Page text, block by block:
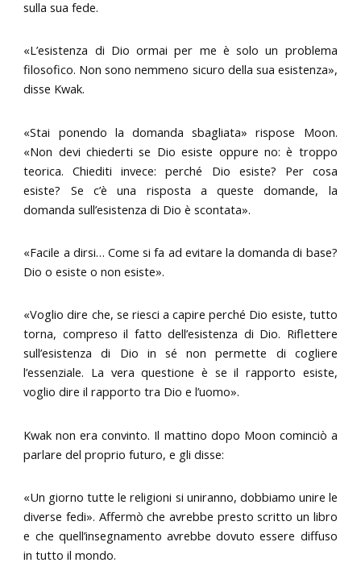
sulla sua fede.
«L’esistenza di Dio ormai per me è solo un problema
filosofico. Non sono nemmeno sicuro della sua esistenza»,
disse Kwak.
«Stai ponendo la domanda sbagliata» rispose Moon.
«Non devi chiederti se Dio esiste oppure no: è troppo
teorica. Chiediti invece: perché Dio esiste? Per cosa
esiste? Se c’è una risposta a queste domande, la
domanda sull’esistenza di Dio è scontata».
«Facile a dirsi… Come si fa ad evitare la domanda di base?
Dio o esiste o non esiste».
«Voglio dire che, se riesci a capire perché Dio esiste, tutto
torna, compreso il fatto dell’esistenza di Dio. Riflettere
sull’esistenza di Dio in sé non permette di cogliere
l’essenziale. La vera questione è se il rapporto esiste,
voglio dire il rapporto tra Dio e l’uomo».
Kwak non era convinto. Il mattino dopo Moon cominciò a
parlare del proprio futuro, e gli disse:
«Un giorno tutte le religioni si uniranno, dobbiamo unire le
diverse fedi». Affermò che avrebbe presto scritto un libro
e che quell’insegnamento avrebbe dovuto essere diffuso
in tutto il mondo.